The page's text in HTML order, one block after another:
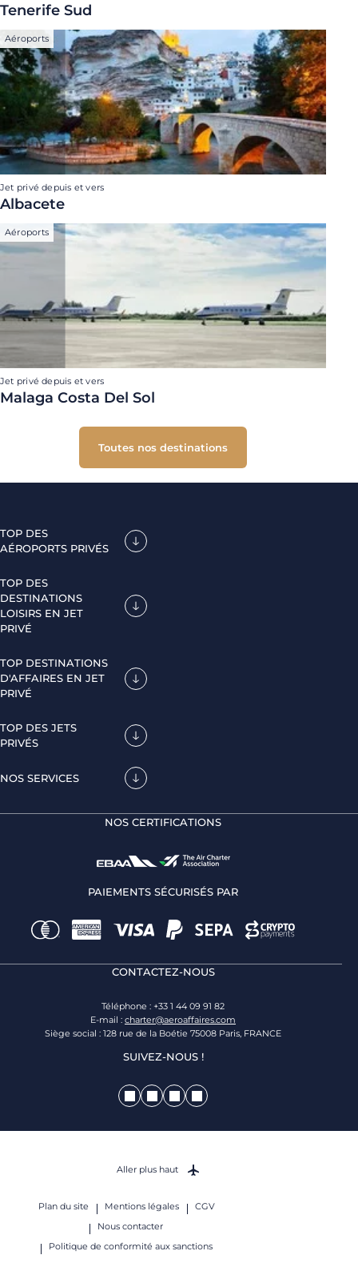
Tenerife Sud
Aéroports
Jet privé depuis et vers
Albacete
Aéroports
Jet privé depuis et vers
Malaga Costa Del Sol
Toutes nos destinations
TOP DES
AÉROPORTS PRIVÉS
TOP DES
DESTINATIONS
LOISIRS EN JET
PRIVÉ
TOP DESTINATIONS
D'AFFAIRES EN JET
PRIVÉ
TOP DES JETS
PRIVÉS
NOS SERVICES
NOS CERTIFICATIONS
PAIEMENTS SÉCURISÉS PAR
CONTACTEZ-NOUS
Téléphone : +33 1 44 09 91 82
E-mail : charter@aeroaffaires.com
Siège social : 128 rue de la Boétie 75008 Paris, FRANCE
SUIVEZ-NOUS !
Plan du site Mentions légales
CGV
Nous contacter
Politique de conformité aux sanctions
Aller plus haut